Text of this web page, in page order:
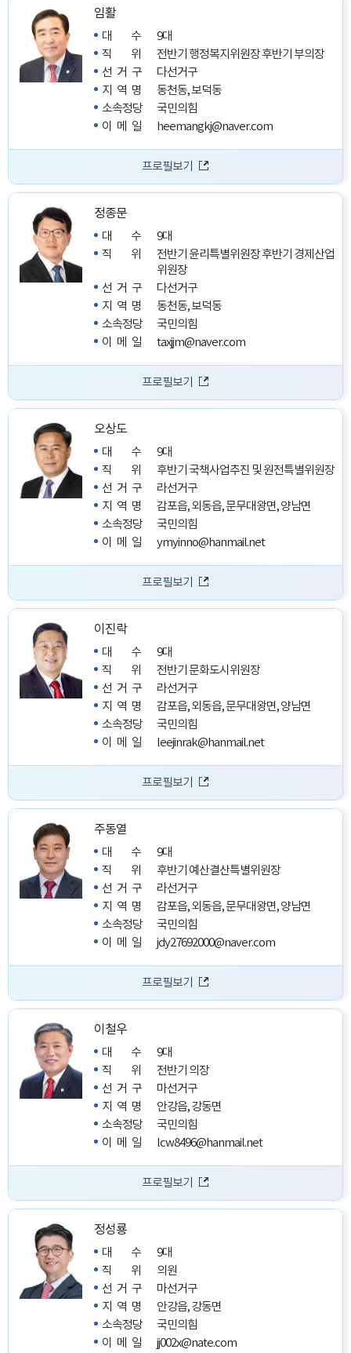
임활
대수9대
직위전반기 행정복지위원장후반기 부의장
선거구
다선거구
지역명
동천동, 보덕동
소속정당
국민의힘
이메일
heemangkj@naver.com
프로필보기
정종문
대수9대
직위전반기 윤리특별위원장후반기 경제산업
위원장
선거구
다선거구
지역명
동천동, 보덕동
소속정당
국민의힘
이메일
taxjjm@naver.com
프로필보기
오상도
대수9대
직위후반기 국책사업추진 및 원전특별위원장
선거구
라선거구
지역명
감포읍, 외동읍, 문무대왕면, 양남면
소속정당
국민의힘
이메일
ymyinno@hanmail.net
프로필보기
이진락
대수9대
직위전반기 문화도시위원장
선거구
라선거구
지역명
감포읍, 외동읍, 문무대왕면, 양남면
소속정당
국민의힘
이메일
leejinrak@hanmail.net
프로필보기
주동열
대수9대
직위후반기 예산결산특별위원장
선거구
라선거구
지역명
감포읍, 외동읍, 문무대왕면, 양남면
소속정당
국민의힘
이메일
jdy27692000@naver.com
프로필보기
이철우
대수9대
직위전반기 의장
선거구
마선거구
지역명
안강읍, 강동면
소속정당
국민의힘
이메일
lcw8496@hanmail.net
프로필보기
정성룡
대수9대
직위의원
선거구
마선거구
지역명
안강읍, 강동면
소속정당
국민의힘
이메일
jj002x@nate.com